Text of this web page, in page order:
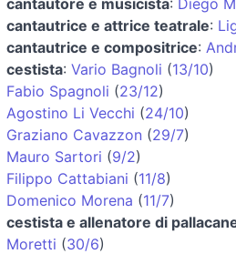
cantautrice e attrice teatrale:
cantautrice e compositrice:
cestista: Vario Bagnoli (13/10)
Fabio Spagnoli (23/12)
Agostino Li Vecchi (24/10)
Graziano Cavazzon (29/7)
Mauro Sartori (9/2)
Filippo Cattabiani (11/8)
Domenico Morena (11/7)
cestista e allenatore di
Moretti (30/6)